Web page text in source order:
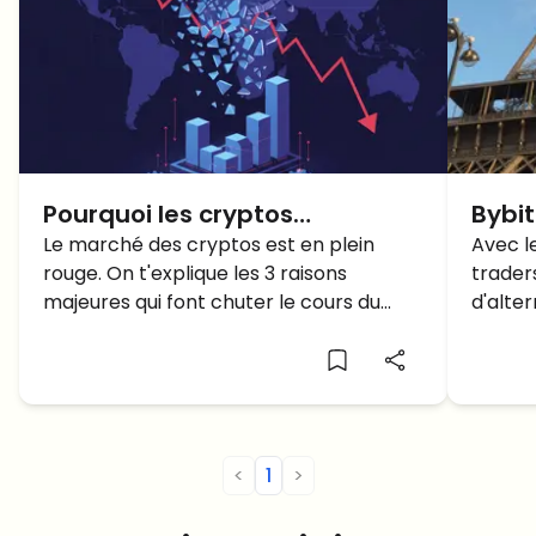
Pourquoi les cryptos
s'effondrent ? Les 3 raisons
derrière le crash
Le marché des cryptos est en plein
rouge. On t'explique les 3 raisons
majeures qui font chuter le cours du
Avec
< 1 >